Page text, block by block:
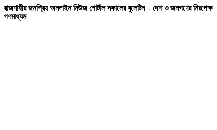
রাজশাহীর জনপ্রিয় অনলাইন নিউজ পোর্টাল সকালের বুলেটিন – দেশ ও জনগণের নিরপেক্ষ
গণমাধ্যম